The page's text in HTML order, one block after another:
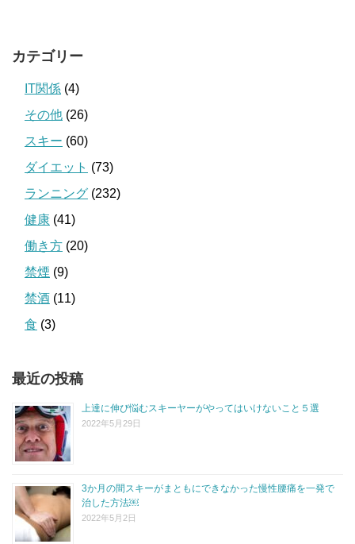
カテゴリー
IT関係 (4)
その他 (26)
スキー (60)
ダイエット (73)
ランニング (232)
健康 (41)
働き方 (20)
禁煙 (9)
禁酒 (11)
食 (3)
最近の投稿
上達に伸び悩むスキーヤーがやってはいけないこと５選
2022年5月29日
3か月の間スキーがまともにできなかった慢性腰痛を一発で
治した方法￼
2022年5月2日